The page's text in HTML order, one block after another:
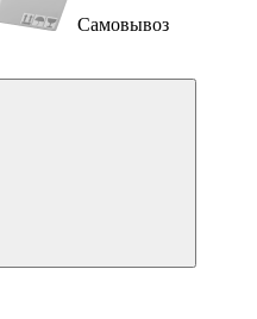
Самовывоз